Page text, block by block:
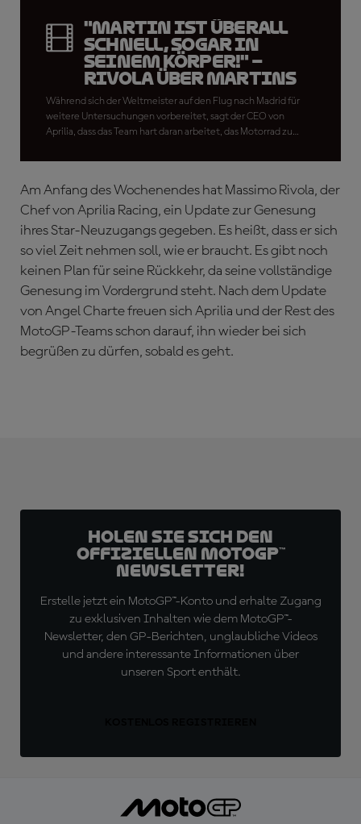
"Martin ist überall
schnell, sogar in
seinem Körper!" –
Rivola über Martins
Genesung
Während sich der Weltmeister auf den Flug nach Madrid für
weitere Untersuchungen vorbereitet, sagt der CEO von
Aprilia, dass das Team hart daran arbeitet, das Motorrad zu
Am Anfang des Wochenendes hat Massimo Rivola, der
Chef von Aprilia Racing, ein Update zur Genesung
ihres Star-Neuzugangs gegeben. Es heißt, dass er sich
so viel Zeit nehmen soll, wie er braucht. Es gibt noch
keinen Plan für seine Rückkehr, da seine vollständige
Genesung im Vordergrund steht. Nach dem Update
von Angel Charte freuen sich Aprilia und der Rest des
MotoGP-Teams schon darauf, ihn wieder bei sich
begrüßen zu dürfen, sobald es geht.
Holen Sie sich den
offiziellen MotoGP™
Newsletter!
Erstelle jetzt ein MotoGP™-Konto und erhalte Zugang
zu exklusiven Inhalten wie dem MotoGP™-
Newsletter, den GP-Berichten, unglaubliche Videos
und andere interessante Informationen über
unseren Sport enthält.